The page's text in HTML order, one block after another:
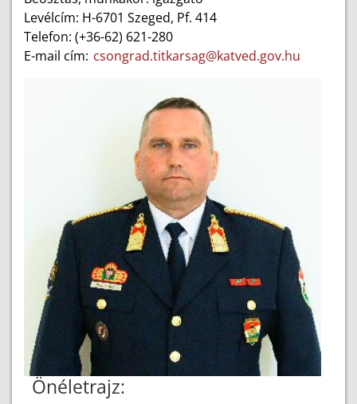
Levélcím: H-6701 Szeged, Pf. 414
Telefon: (+36-62) 621-280
E-mail cím: csongrad.titkarsag@katved.gov.hu
Önéletrajz: